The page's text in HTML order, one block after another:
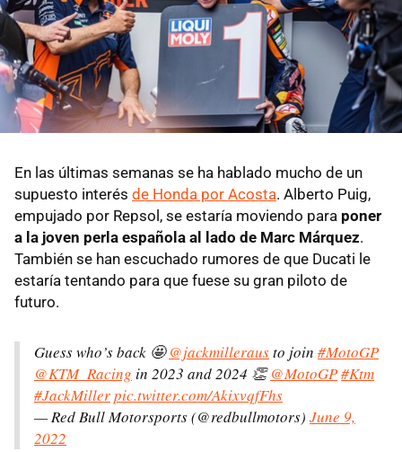
En las últimas semanas se ha hablado mucho de un
supuesto interés de Honda por Acosta. Alberto Puig,
empujado por Repsol, se estaría moviendo para poner
a la joven perla española al lado de Marc Márquez.
También se han escuchado rumores de que Ducati le
estaría tentando para que fuese su gran piloto de
futuro.
Guess who’s back 🤩@jackmillerausto join #MotoGP
@KTM_Racing in 2023 and 2024 👏@MotoGP#Ktm
#JackMillerpic.twitter.com/AkixvqfFhs
— Red Bull Motorsports (@redbullmotors) June 9,
2022